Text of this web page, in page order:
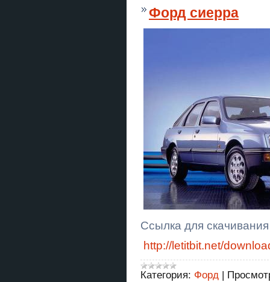
Форд сиерра
Ссылка для скачивания
http://letitbit.net/
Категория: Форд